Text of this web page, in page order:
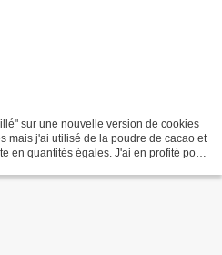
sur une nouvelle version de cookies
mais j'ai utilisé de la poudre de cacao et
en quantités égales. J'ai en profité pour